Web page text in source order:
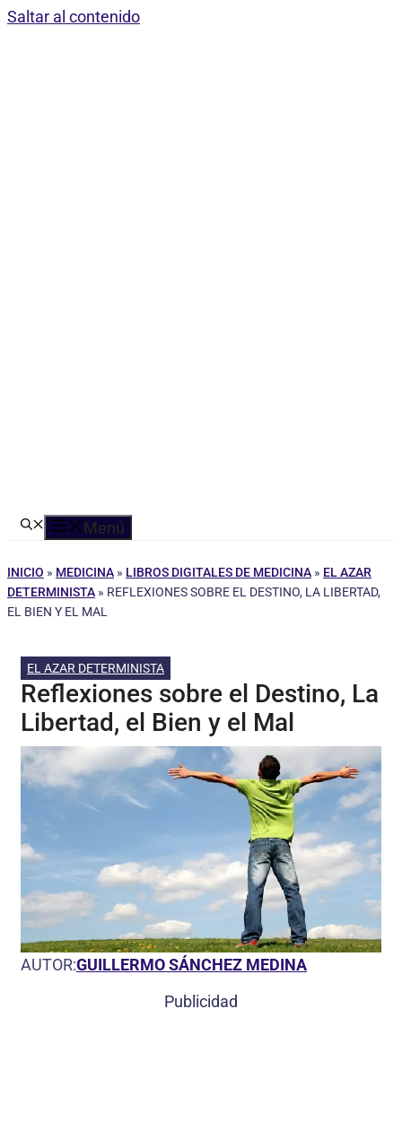
Saltar al contenido
Menú
INICIO » MEDICINA » LIBROS DIGITALES DE MEDICINA » EL AZAR
DETERMINISTA » REFLEXIONES SOBRE EL DESTINO, LA LIBERTAD,
EL BIEN Y EL MAL
EL AZAR DETERMINISTA
Reflexiones sobre el Destino, La
Libertad, el Bien y el Mal
AUTOR:GUILLERMO SÁNCHEZ MEDINA
Publicidad